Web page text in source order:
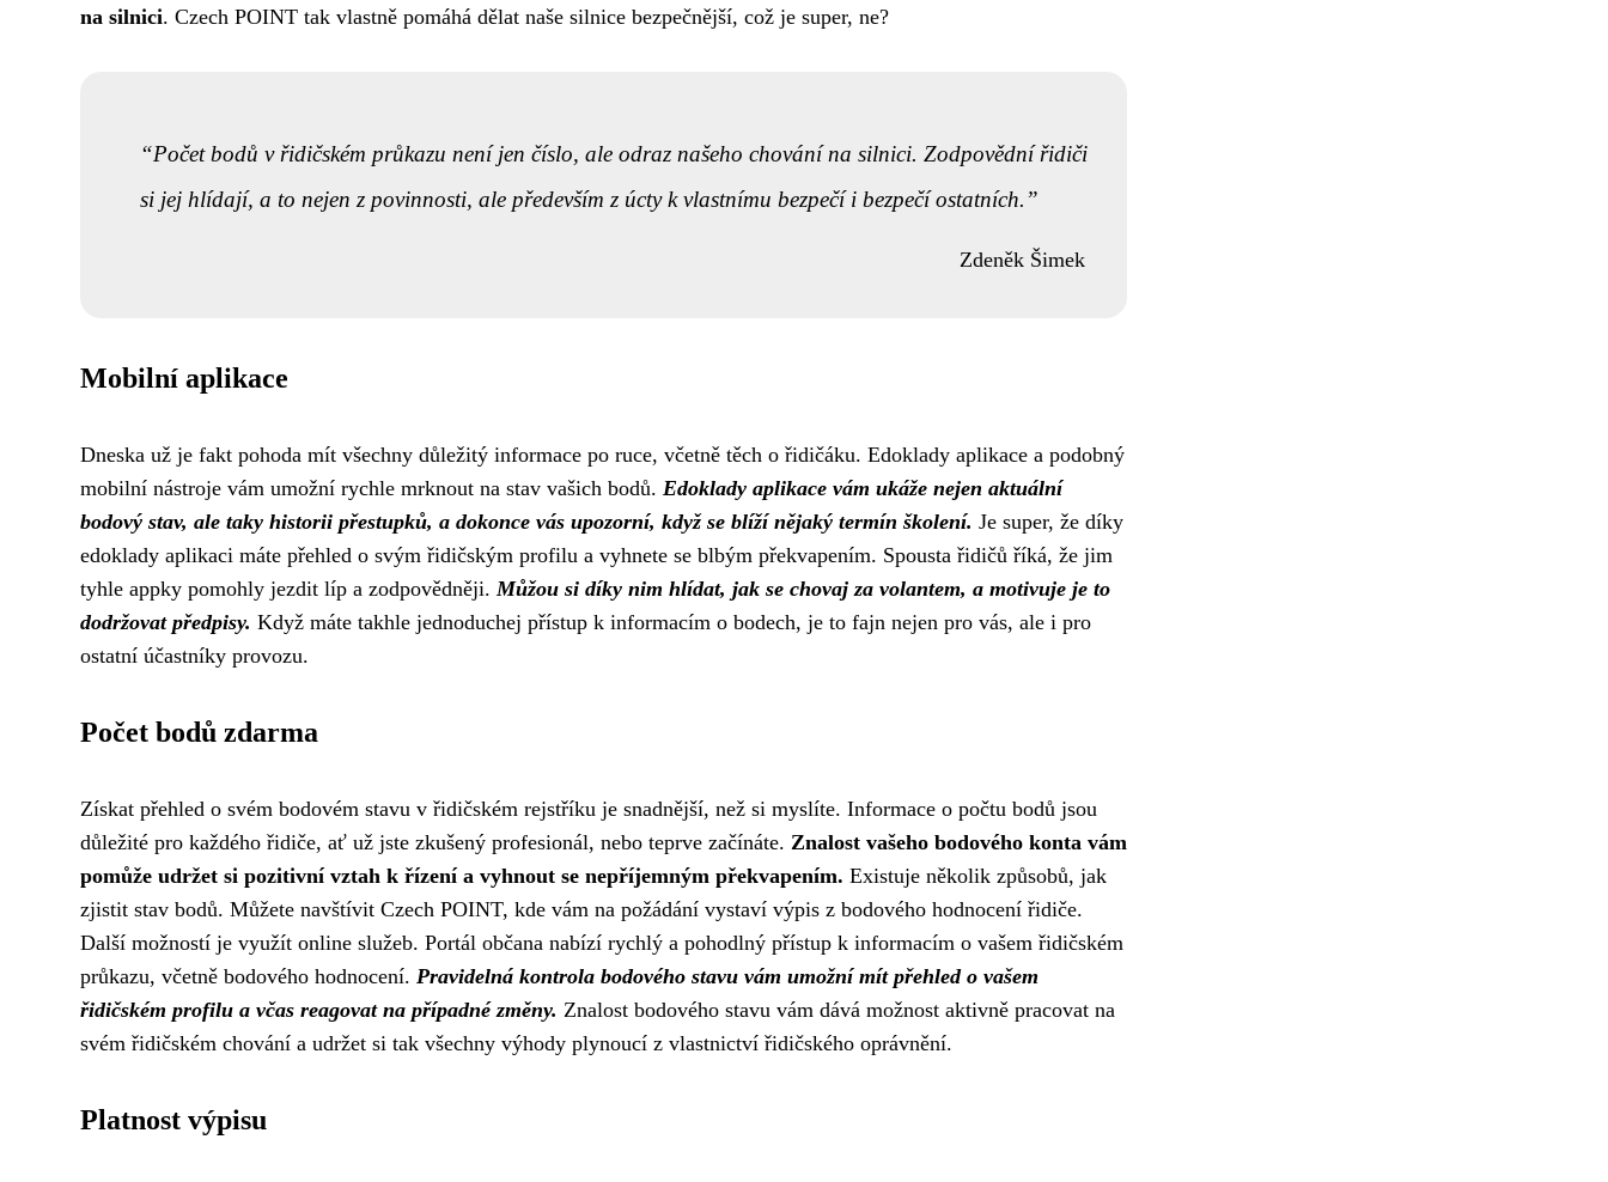
na silnici. Czech POINT tak vlastně pomáhá dělat naše silnice bezpečnější, což je super, ne?
Počet bodů v řidičském průkazu není jen číslo, ale odraz našeho chování na silnici. Zodpovědní řidiči
si jej hlídají, a to nejen z povinnosti, ale především z úcty k vlastnímu bezpečí i bezpečí ostatních.
Zdeněk Šimek
Mobilní aplikace
Dneska už je fakt pohoda mít všechny důležitý informace po ruce, včetně těch o řidičáku. Edoklady aplikace a podobný
mobilní nástroje vám umožní rychle mrknout na stav vašich bodů. Edoklady aplikace vám ukáže nejen aktuální
bodový stav, ale taky historii přestupků, a dokonce vás upozorní, když se blíží nějaký termín školení. Je super, že díky
edoklady aplikaci máte přehled o svým řidičským profilu a vyhnete se blbým překvapením. Spousta řidičů říká, že jim
tyhle appky pomohly jezdit líp a zodpovědněji.Můžou si díky nim hlídat, jak se chovaj za volantem, a motivuje je to
dodržovat předpisy. Když máte takhle jednoduchej přístup k informacím o bodech, je to fajn nejen pro vás, ale i pro
ostatní účastníky provozu.
Počet bodů zdarma
Získat přehled o svém bodovém stavu v řidičském rejstříku je snadnější, než si myslíte. Informace o počtu bodů jsou
důležité pro každého řidiče, ať už jste zkušený profesionál, nebo teprve začínáte. Znalost vašeho bodového konta vám
pomůže udržet si pozitivní vztah k řízení a vyhnout se nepříjemným překvapením. Existuje několik způsobů, jak
zjistit stav bodů. Můžete navštívit Czech POINT, kde vám na požádání vystaví výpis z bodového hodnocení řidiče.
Další možností je využít online služeb. Portál občana nabízí rychlý a pohodlný přístup k informacím o vašem řidičském
průkazu, včetně bodového hodnocení. Pravidelná kontrola bodového stavu vám umožní mít přehled o vašem
řidičském profilu a včas reagovat na případné změny. Znalost bodového stavu vám dává možnost aktivně pracovat na
svém řidičském chování a udržet si tak všechny výhody plynoucí z vlastnictví řidičského oprávnění.
Platnost výpisu